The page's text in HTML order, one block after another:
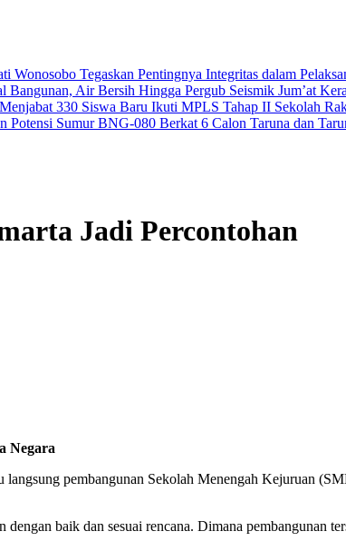
Wonosobo Tegaskan Pentingnya Integritas dalam
Bangunan, Air Bersih Hingga Pergub Seismik Jum’at
330 Siswa Baru Ikuti MPLS Tahap II Sekolah
Potensi Sumur BNG-080 Berkat 6 Calon Taruna dan
Jadi Percontohan
Negara
pembangunan Sekolah Menengah Kejuruan
baik dan sesuai rencana. Dimana pembangunan